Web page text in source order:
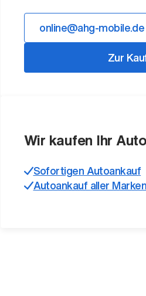
online@ahg-mobile.de
Zur
Wir kaufen Ihr Auto
Sofortigen Autoankauf
Autoankauf aller Marken